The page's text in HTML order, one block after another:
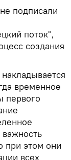
подписали
поток",
создания
временное
первого
при этом они
всех